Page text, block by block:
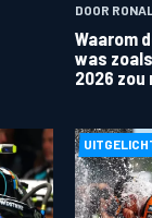
DOOR
Waarom
was
2026 zou